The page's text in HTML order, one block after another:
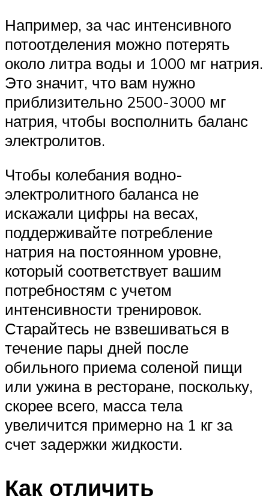
Например, за час интенсивного
потоотделения можно потерять
около литра воды и 1000 мг натрия.
Это значит, что вам нужно
приблизительно 2500-3000 мг
натрия, чтобы восполнить баланс
электролитов.
Чтобы колебания водно-
электролитного баланса не
искажали цифры на весах,
поддерживайте потребление
натрия на постоянном уровне,
который соответствует вашим
потребностям с учетом
интенсивности тренировок.
Старайтесь не взвешиваться в
течение пары дней после
обильного приема соленой пищи
или ужина в ресторане, поскольку,
скорее всего, масса тела
увеличится примерно на 1 кг за
счет задержки жидкости.
Как отличить